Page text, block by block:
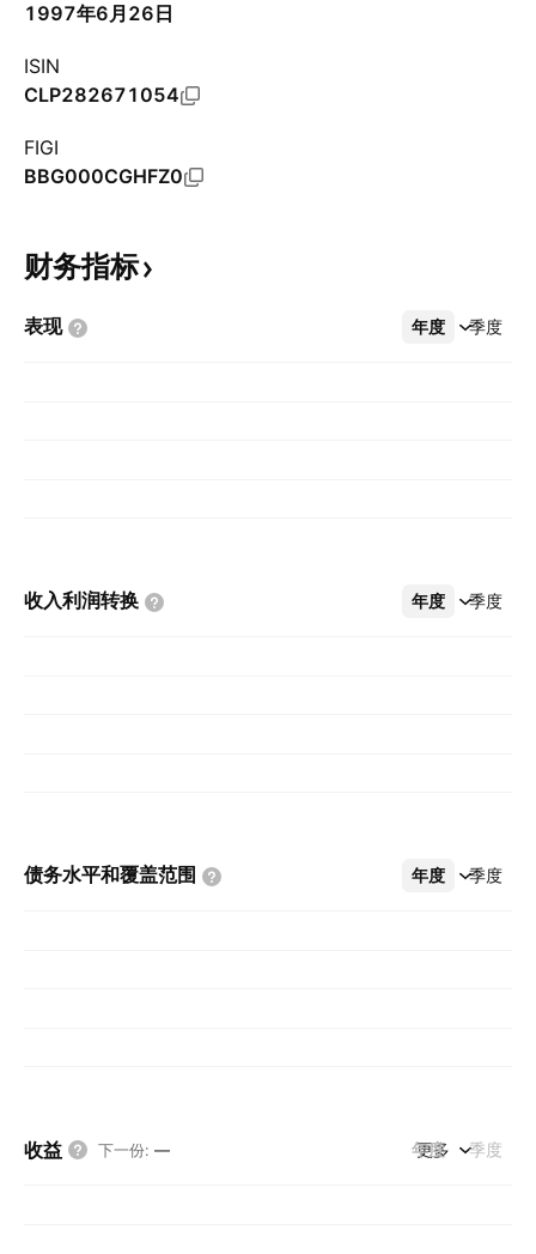
1997年6月26日
ISIN
CLP282671054
FIGI
BBG000CGHFZ0
财务指标
表现 年度 季度
更多
收入利润转换 年度 季度
更多
债务水平和覆盖范围 年度 季度
更多
收益 下一份: — 年度 季度
更多